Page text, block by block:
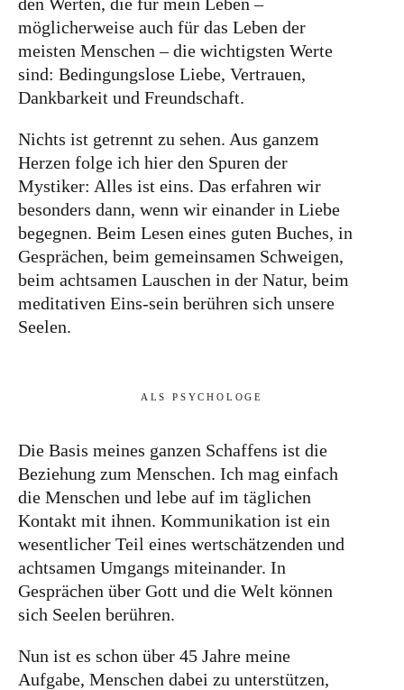
möglicherweise auch für das Leben der
meisten Menschen – die wichtigsten Werte
sind: Bedingungslose Liebe, Vertrauen,
Dankbarkeit und Freundschaft.
Nichts ist getrennt zu sehen. Aus ganzem
Herzen folge ich hier den Spuren der
Mystiker: Alles ist eins. Das erfahren wir
besonders dann, wenn wir einander in Liebe
begegnen. Beim Lesen eines guten Buches, in
Gesprächen, beim gemeinsamen Schweigen,
beim achtsamen Lauschen in der Natur, beim
meditativen Eins-sein berühren sich unsere
Seelen.
ALS PSYCHOLOGE
Die Basis meines ganzen Schaffens ist die
Beziehung zum Menschen. Ich mag einfach
die Menschen und lebe auf im täglichen
Kontakt mit ihnen. Kommunikation ist ein
wesentlicher Teil eines wertschätzenden und
achtsamen Umgangs miteinander. In
Gesprächen über Gott und die Welt können
sich Seelen berühren.
Nun ist es schon über 45 Jahre meine
Aufgabe, Menschen dabei zu unterstützen,